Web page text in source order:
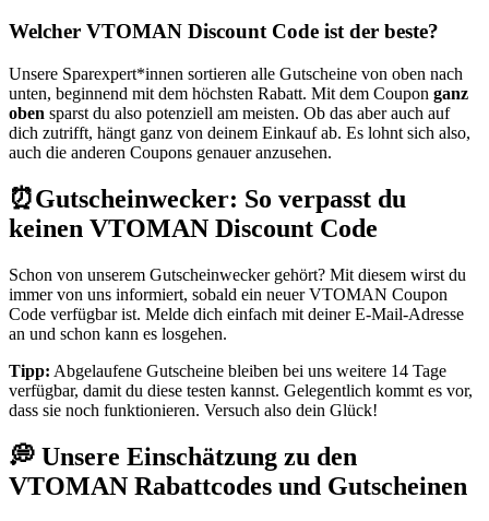
Welcher VTOMAN Discount Code ist der beste?
Unsere Sparexpert*innen sortieren alle Gutscheine von oben nach
unten, beginnend mit dem höchsten Rabatt. Mit dem Coupon ganz
oben sparst du also potenziell am meisten. Ob das aber auch auf
dich zutrifft, hängt ganz von deinem Einkauf ab. Es lohnt sich also,
auch die anderen Coupons genauer anzusehen.
⏰Gutscheinwecker: So verpasst du
keinen VTOMAN Discount Code
Schon von unserem Gutscheinweckergehört? Mit diesem wirst du
immer von uns informiert, sobald ein neuer VTOMAN Coupon
Code verfügbar ist. Melde dich einfach mit deiner E-Mail-Adresse
an und schon kann es losgehen.
Tipp: Abgelaufene Gutscheine bleiben bei uns weitere 14 Tage
verfügbar, damit du diese testen kannst. Gelegentlich kommt es vor,
dass sie noch funktionieren. Versuch also dein Glück!
💭 Unsere Einschätzung zu den
VTOMAN Rabattcodes und Gutscheinen